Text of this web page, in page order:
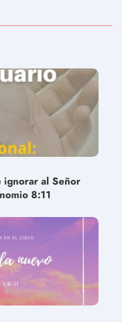
ignorar al Señor
8:11